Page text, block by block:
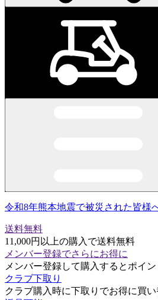
令和8年熊本地震で被災された皆様
送料無料
11,000円以上の購入で送料無料
メンバー登録でさらにお得に
メンバー登録して購入するとポイ
クラブ下取り
クラブ購入時に下取りでお得に買い